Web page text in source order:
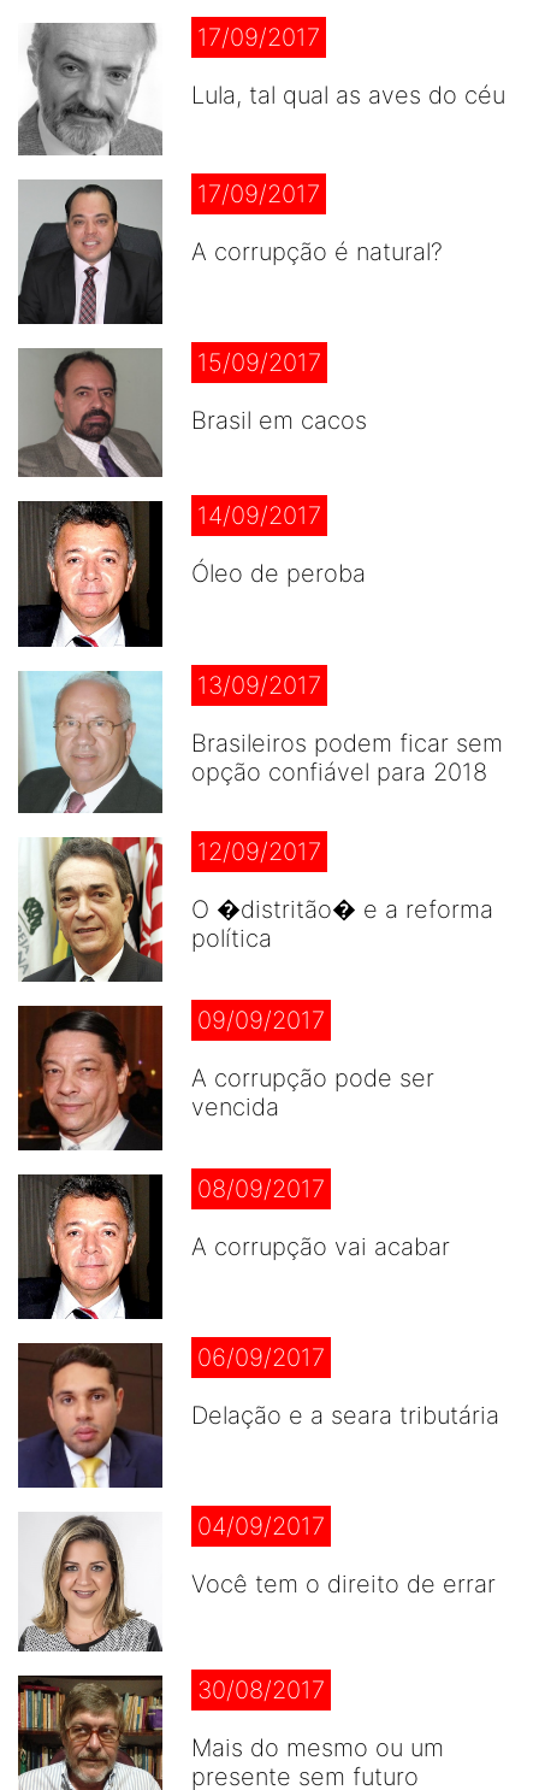
17/09/2017
Lula, tal qual as aves do céu
17/09/2017
A corrupção é natural?
15/09/2017
Brasil em cacos
14/09/2017
Óleo de peroba
13/09/2017
Brasileiros podem ficar sem
opção confiável para 2018
12/09/2017
O �distritão� e a reforma
política
09/09/2017
A corrupção pode ser
vencida
08/09/2017
A corrupção vai acabar
06/09/2017
Delação e a seara tributária
04/09/2017
Você tem o direito de errar
30/08/2017
Mais do mesmo ou um
presente sem futuro